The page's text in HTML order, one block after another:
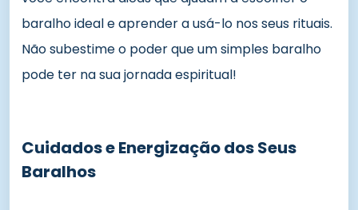
baralho ideal e aprender a usá-lo nos seus rituais.
Não subestime o poder que um simples baralho
pode ter na sua jornada espiritual!
Cuidados e Energização dos Seus
Baralhos